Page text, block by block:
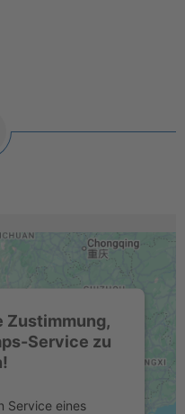
Zustimmung,
Service zu
Service eines